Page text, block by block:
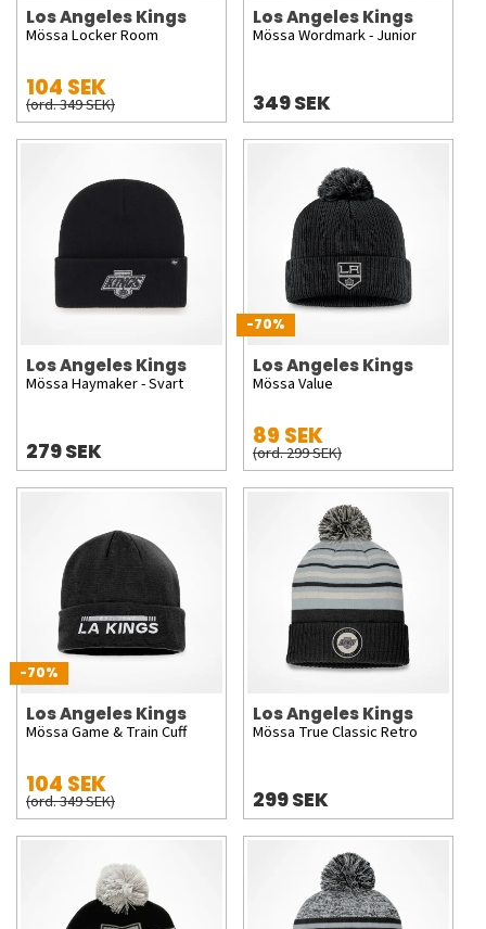
Los Angeles Kings
Mössa Locker Room
104 SEK
(ord. 349 SEK)
Los Angeles Kings
Mössa Wordmark - Junior
349 SEK
Los Angeles Kings
Mössa Haymaker - Svart
279 SEK
-70%
Los Angeles Kings
Mössa Value
89 SEK
(ord. 299 SEK)
-70%
Los Angeles Kings
Mössa Game & Train Cuff
104 SEK
(ord. 349 SEK)
Los Angeles Kings
Mössa True Classic Retro
299 SEK